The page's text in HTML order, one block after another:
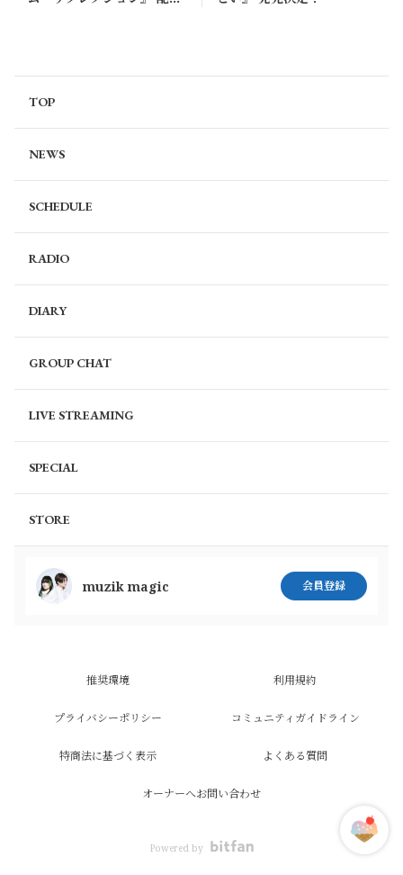
TOP
NEWS
SCHEDULE
RADIO
DIARY
GROUP CHAT
LIVE STREAMING
SPECIAL
STORE
muzik magic 会員登録
推奨環境 利用規約
プライバシーポリシー コミュニティガイドライン
特商法に基づく表示 よくある質問
オーナーへお問い合わせ
Powered by